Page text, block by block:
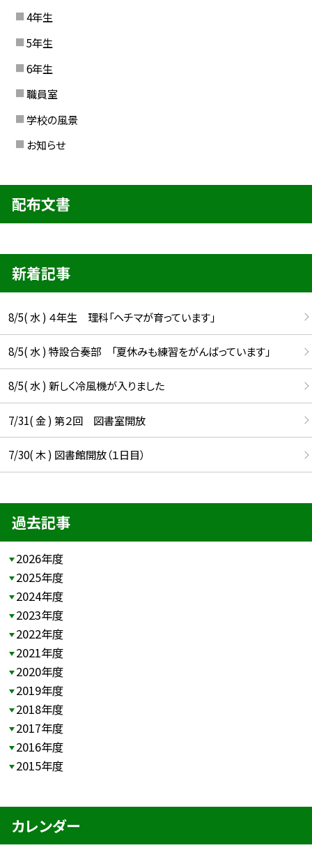
4年生
5年生
6年生
職員室
学校の風景
お知らせ
配布文書
新着記事
8/5( 水 ) ４年生 理科「ヘチマが育っています」
8/5( 水 ) 特設合奏部 「夏休みも練習をがんばっています」
8/5( 水 ) 新しく冷風機が入りました
7/31( 金 ) 第２回 図書室開放
7/30( 木 ) 図書館開放（１日目）
過去記事
2026年度
2025年度
2024年度
2023年度
2022年度
2021年度
2020年度
2019年度
2018年度
2017年度
2016年度
2015年度
カレンダー